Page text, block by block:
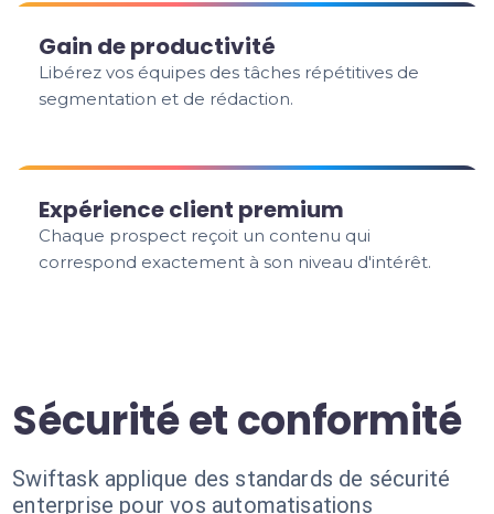
Gain de productivité
Libérez vos équipes des tâches répétitives de
segmentation et de rédaction.
Expérience client premium
Chaque prospect reçoit un contenu qui
correspond exactement à son niveau d'intérêt.
Sécurité et conformité
Swiftask applique des standards de sécurité
enterprise pour vos automatisations